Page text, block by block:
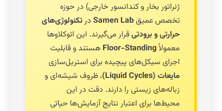
ژنراتور بخار و کندانسور خارجی) در حوزه
تخصص عمیقSamen Lab درتکنولوژی‌های
حرارتی و برودتیقرار می‌گیرند. این اتوکلاوها
معمولاًFloor-Standing هستند و قابلیت
اجرای سیکل‌های پیچیده برای استریل‌سازی
مایعات (Liquid Cycles)
، ظروف شیشه‌ای و
زباله‌های زیستی را دارند. دقت در این
محیط‌ها برای اعتبار نتایج آزمایش‌ها حیاتی